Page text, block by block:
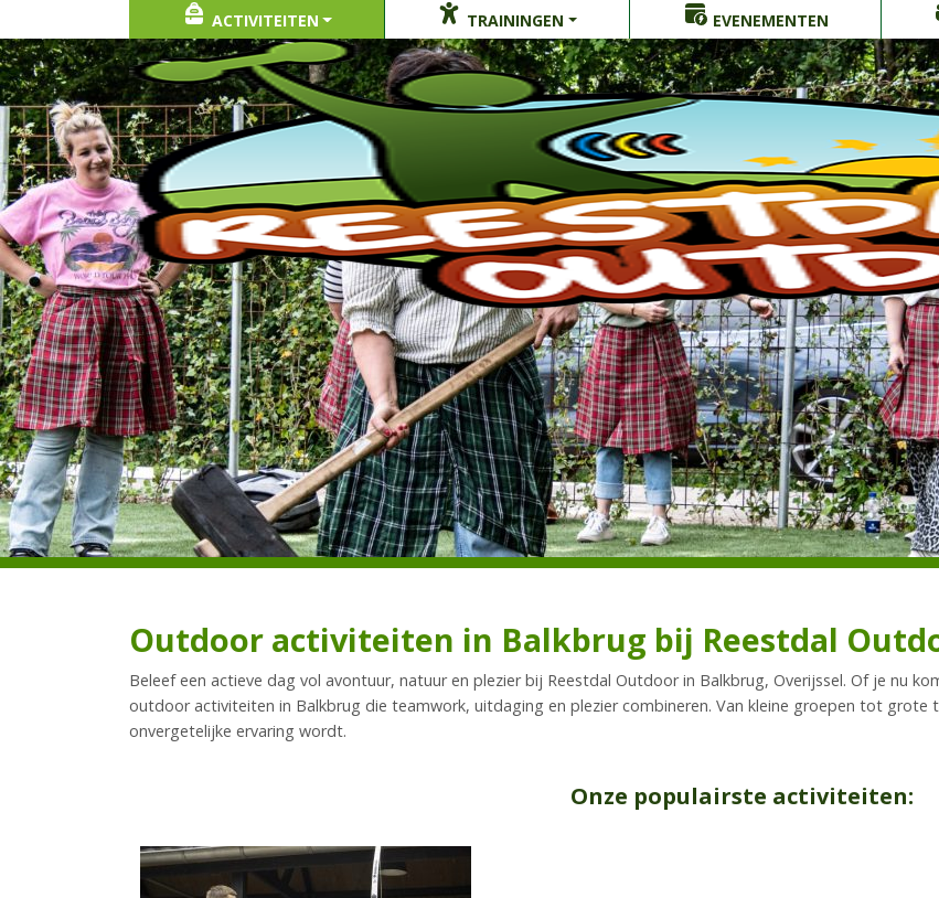
ACTIVITEITEN TRAININGEN EVENEMENTEN
Outdoor activiteiten in Balkbrug bij Reestdal
Beleef een actieve dag vol avontuur, natuur en plezier bij Reestdal Outdoor in Balkbrug, Overijssel. Of je nu
outdoor activiteiten in Balkbrug die teamwork, uitdaging en plezier combineren. Van kleine groepen tot
onvergetelijke ervaring wordt.
Onze populairste activiteiten: